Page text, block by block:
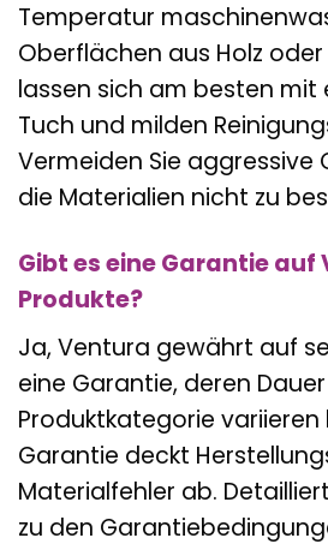
Temperatur
Oberflächen aus Holz
lassen sich am besten
Tuch und milden
Vermeiden Sie aggressive
die Materialien nicht zu
Gibt es eine Garantie
Produkte?
Ja, Ventura gewährt auf
eine Garantie, deren
Produktkategorie variieren
Garantie deckt
Materialfehler ab.
zu den